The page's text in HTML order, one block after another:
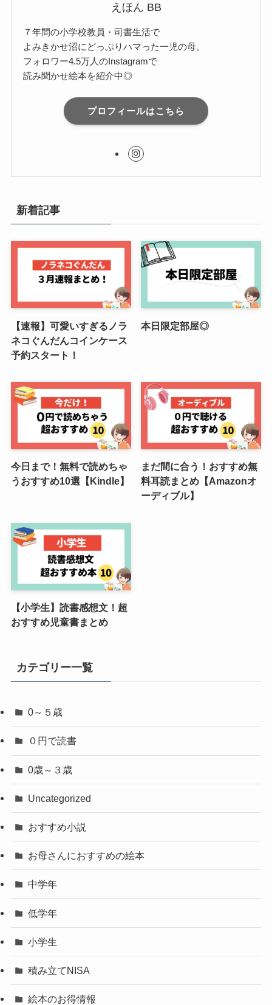
えほん BB
７年間の小学校教員・司書生活で
よみきかせ沼にどっぷりハマった一児の母。
フォロワー4.5万人のInstagramで
読み聞かせ絵本を紹介中◎
プロフィールはこちら
新着記事
【速報】可愛いすぎるノラ
ネコぐんだんコインケース
予約スタート！
本日限定部屋◎
今日まで！無料で読めちゃ
うおすすめ10選【Kindle】
まだ間に合う！おすすめ無
料耳読まとめ【Amazonオ
ーディブル】
【小学生】読書感想文！超
おすすめ児童書まとめ
カテゴリー一覧
0～５歳
０円で読書
0歳～３歳
Uncategorized
おすすめ小説
お母さんにおすすめの絵本
中学年
低学年
小学生
積み立てNISA
絵本のお得情報